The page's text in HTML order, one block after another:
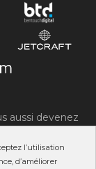
l’utilisation
d’améliorer
aussi devenez